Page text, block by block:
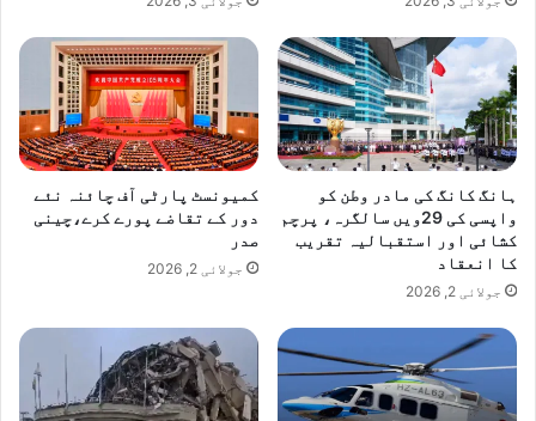
ہانگ کانگ کی مادر وطن کو
واپسی کی 29ویں سالگرہ، پرچم
کشائی اور استقبالیہ تقریب
کا انعقاد
جولائی 2, 2026
کمیونسٹ پارٹی آف چائنہ نئے
دور کے تقاضے پورے کرے،چینی
صدر
جولائی 2, 2026